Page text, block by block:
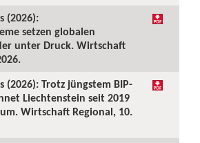
(2026):
setzen globalen
unter Druck. Wirtschaft
(2026): Trotz jüngstem BIP-
Liechtenstein seit 2019
Wirtschaft Regional, 10.